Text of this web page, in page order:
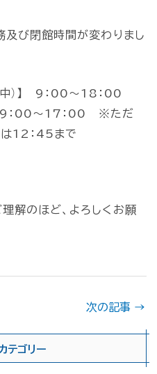
び閉館時間が変わりまし
中）】 9：00～18：00
9：00～17：00 ※ただ
は12：45まで
解のほど、よろしくお願
次の記事 →
テゴリー